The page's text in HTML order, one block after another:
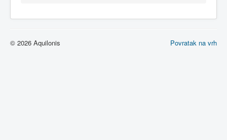
Povratak na vrh
© 2026 Aquilonis